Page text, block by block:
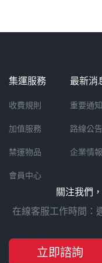
集運服務
收費規則
加值服務
禁運物品
會員中心
最新消
重要通知
路線公告
企業情報
關注我們
在線客服工作時間：
立即諮詢